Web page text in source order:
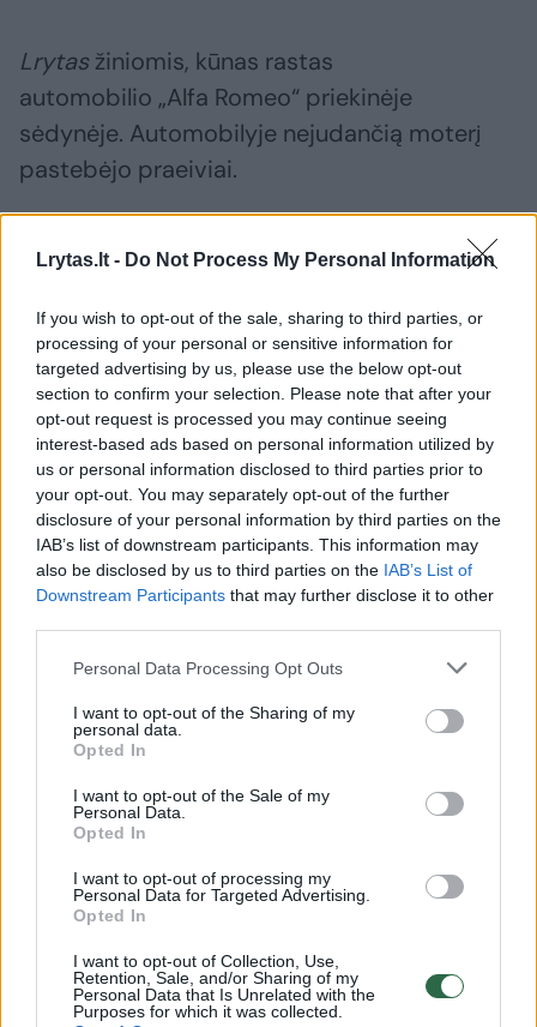
Lrytas.lt - Do Not Process My Personal Information
If you wish to opt-out of the sale, sharing to third parties, or
processing of your personal or sensitive information for
targeted advertising by us, please use the below opt-out
section to confirm your selection. Please note that after your
opt-out request is processed you may continue seeing
interest-based ads based on personal information utilized by
us or personal information disclosed to third parties prior to
your opt-out. You may separately opt-out of the further
disclosure of your personal information by third parties on the
IAB’s list of downstream participants. This information may
also be disclosed by us to third parties on the IAB’s List of
Downstream Participants that may further disclose it to other
Personal Data Processing Opt Outs
I want to opt-out of the Sharing of my
personal data.
Opted In
I want to opt-out of the Sale of my
Personal Data.
Opted In
I want to opt-out of processing my
Personal Data for Targeted Advertising.
Opted In
I want to opt-out of Collection, Use,
Retention, Sale, and/or Sharing of my
Personal Data that Is Unrelated with the
Purposes for which it was collected.
Lrytasžiniomis, kūnas rastas
automobilio „Alfa Romeo“ priekinėje
sėdynėje. Automobilyje nejudančią moterį
pastebėjo praeiviai.
Žmonės kilo įtarimas, kad jaunai moteriai
pagalbos medikus.
Pamatykite filmuotą medžiagą: ištrauktas
į tvenkinį įskriejęs automobilis
Atvažiavę medikai moteriai padėti jau
nebegalėjo, buvo konstatuota jos mirtis.
Medikai apie rastą jauno moters kūną
Pareigūnai vis dar tikslina